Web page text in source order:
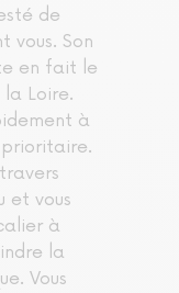
de
vous. Son
en fait le
Loire.
à
et vous
à
la
Vous